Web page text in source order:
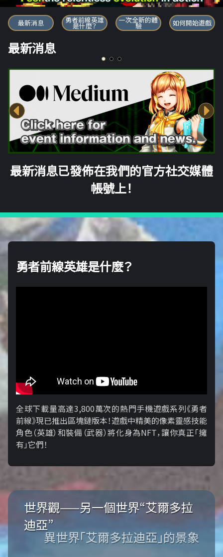
勇者前線英雄
最新消息 勇者前線英雄
是什麼？
一次全新的體
驗 如何開始遊戲
最新消息
最新消息已發佈在我們的官方社交媒體
帳號上！
勇者前線英雄是什麼？
全球下載量高達3,800萬次的熱門手機遊戲系列《勇者
前線》現已推出區塊鏈版本！遊戲中精美的像素靈感技能
角色（英雄）和裝備（武器）將化身為NFT，讓你真正「擁​​
有」它們！
世界觀——另一個世界“艾爾多拉
迪亞”
異世界「艾爾多拉迪亞」的景象